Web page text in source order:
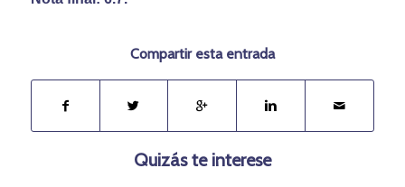
Compartir esta entrada
Quizás te interese